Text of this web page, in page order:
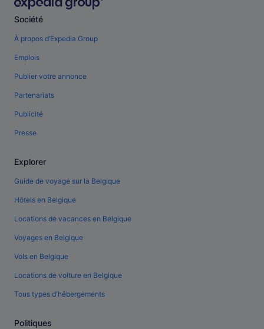
Société
À propos d’Expedia Group
Emplois
Publier votre annonce
Partenariats
Publicité
Presse
Explorer
Guide de voyage sur la Belgique
Hôtels en Belgique
Locations de vacances en Belgique
Voyages en Belgique
Vols en Belgique
Locations de voiture en Belgique
Tous types d'hébergements
Politiques